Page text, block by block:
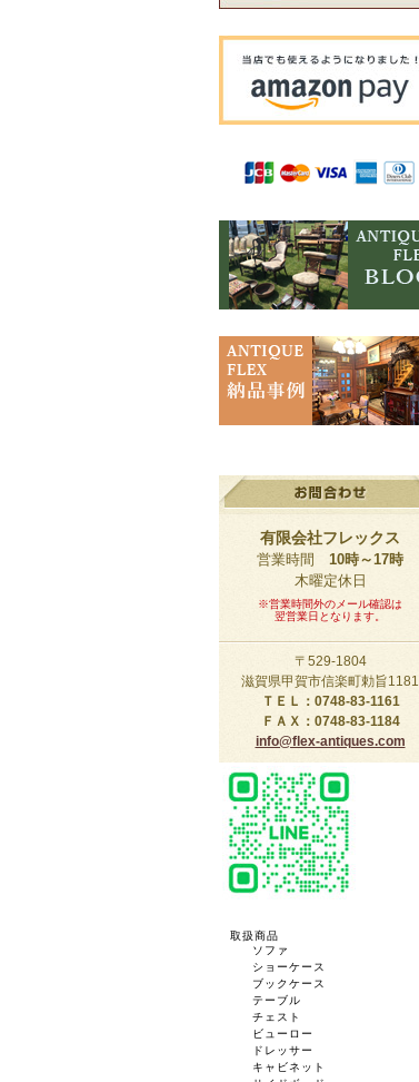
有限会社フレックス
営業時間 10時～17時
木曜定休日
※営業時間外のメール確認は
翌営業日となります。
〒529-1804
滋賀県甲賀市信楽町勅旨1181
ＴＥＬ：0748-83-1161
ＦＡＸ：0748-83-1184
info@flex-antiques.com
取扱商品
ソファ
ショーケース
ブックケース
テーブル
チェスト
ビューロー
ドレッサー
キャビネット